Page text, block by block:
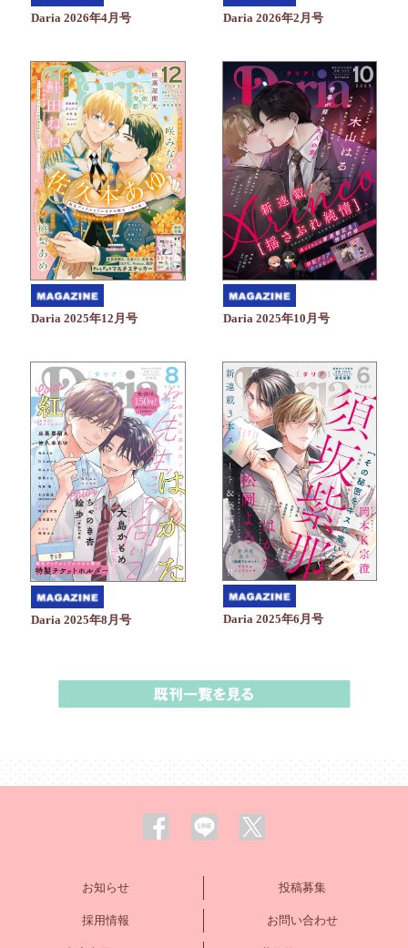
Daria 2026年4月号 Daria 2026年2月号
Daria 2025年12月号 Daria 2025年10月号
Daria 2025年8月号 Daria 2025年6月号
お知らせ 投稿募集
採用情報 お問い合わせ